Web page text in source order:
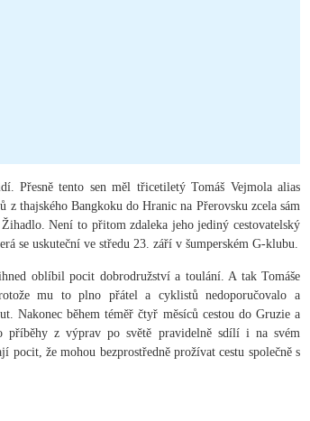
Přesně tento sen měl třicetiletý Tomáš Vejmola alias
thajského Bangkoku do Hranic na Přerovsku zcela sám
Není to přitom zdaleka jeho jediný cestovatelský
se uskuteční ve středu 23. září v šumperském G-klubu.
oblíbil pocit dobrodružství a toulání. A tak Tomáše
mu to plno přátel a cyklistů nedoporučovalo a
Nakonec během téměř čtyř měsíců cestou do Gruzie a
příběhy z výprav po světě pravidelně sdílí i na svém
pocit, že mohou bezprostředně prožívat cestu společně s